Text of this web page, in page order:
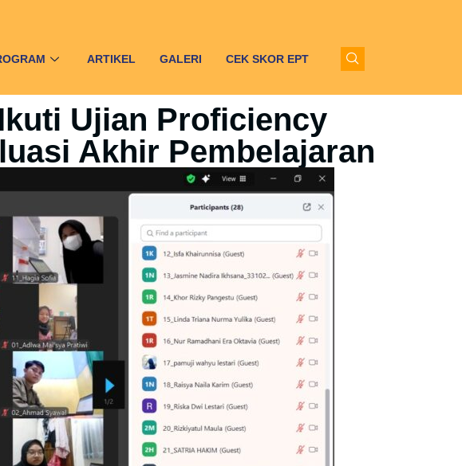
ARTIKEL GALERI CEK SKOR EPT
Ujian Proficiency
Akhir Pembelajaran